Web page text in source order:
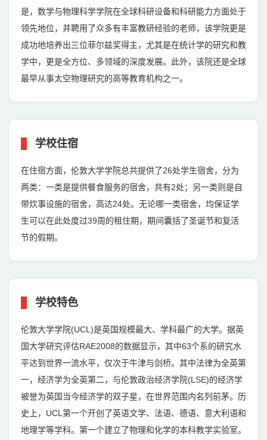
是，数学与物理科学学院在全球科研设备和科研能力方面处于
领先地位，并聘用了众多有丰富教研经验的老师，该学院更是
成功地培养出三位菲尔兹奖得主，尤其是在统计学的研究和教
学中，更是全方位、多领域的深度发展。此外，该院还是全球
最早从事太空物理研究的高等教育机构之一。
学校住宿
在住宿方面，伦敦大学学院总共提供了26处学生宿舍，分为
两类：一类是提供餐食服务的宿舍，共有2处；另一类则是自
带炊事设施的宿舍，高达24处。无论哪一类宿舍，均保证学
生可以在此处度过39周的租住期，期间囊括了圣诞节和复活
节的假期。
学校特色
伦敦大学学院(UCL)是英国规模最大、学科最广的大学。据英
国大学研究评估RAE2008的数据显示，其中63个系的研究水
平达到世界一流水平，仅次于牛津与剑桥。其中法律为全英第
一，经济学为全英第二，与伦敦政治经济学院(LSE)的经济学
被誉为英国当今经济学的双子星，在世界范围内名列前茅。历
史上，UCL第一个开创了英语文学、法语、德语、意大利语和
地理学等学科。第一个建立了物理和化学的本科教学实验室。